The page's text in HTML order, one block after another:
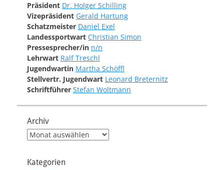
Präsident Dr. Holger Schilling
Vizepräsident Gerald Hartung
Schatzmeister Daniel Exel
Landessportwart Christian Simon
Pressesprecher/in n/n
Lehrwart Ralf Treschl
Jugendwartin Martha Schöffl
Stellvertr. Jugendwart Leonard Breternitz
Schriftführer Stefan Woltmann
Archiv
Archiv
Kategorien